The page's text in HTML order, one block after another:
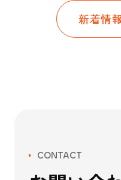
新着情
CONTACT